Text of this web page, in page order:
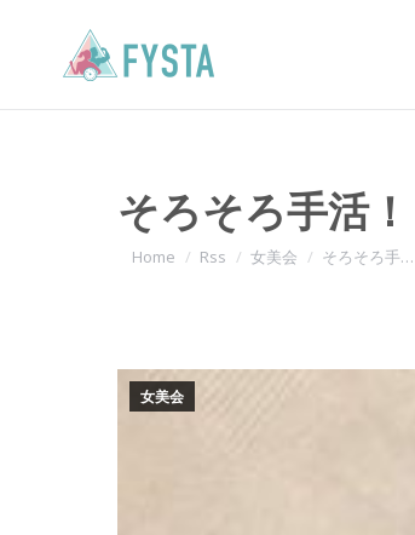
そろそろ手活
You are here:
Home Rss 女美会 そろそろ手…
女美会